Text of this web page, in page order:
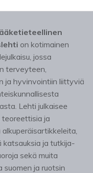
on kotimainen
jossa
terveyteen,
ja hyvinvointiin liittyviä
Lehti julkaisee
teoreettisia ja
katsauksia ja tutkija-
sekä muita
suomen ja ruotsin